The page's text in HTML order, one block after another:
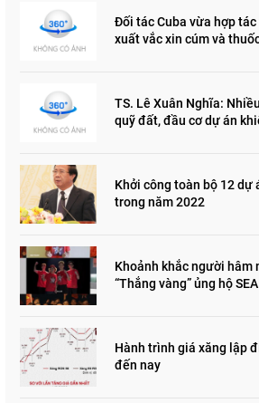
Đối tác Cuba vừa hợp tác
xuất vắc xin cúm và
TS. Lê Xuân Nghĩa:
quỹ đất, đầu cơ dự án
Khởi công toàn bộ 12 dự
trong năm 2022
Khoảnh khắc người hâm
“Thắng vàng” ủng hộ
Hành trình giá xăng lập
đến nay